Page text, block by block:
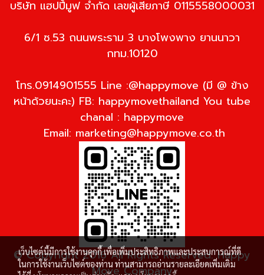
บริษัท แฮปปี้มูฟ จำกัด เลขผู้เสียภาษี 0115558000031
6/1 ซ.53 ถนนพระราม 3 บางโพงพาง ยานนาวา
กทม.10120
โทร.0914901555 Line :@happymove (มี @ ข้าง
หน้าด้วยนะคะ) FB: happymovethailand You tube
chanal : happymove
Email: marketing@happymove.co.th
© Copyright 2016 All Rights Reserved. Happy
Move Company
เว็บไซต์นี้มีการใช้งานคุกกี้ เพื่อเพิ่มประสิทธิภาพและประสบการณ์ที่ดี
ในการใช้งานเว็บไซต์ของท่าน ท่านสามารถอ่านรายละเอียดเพิ่มเติม